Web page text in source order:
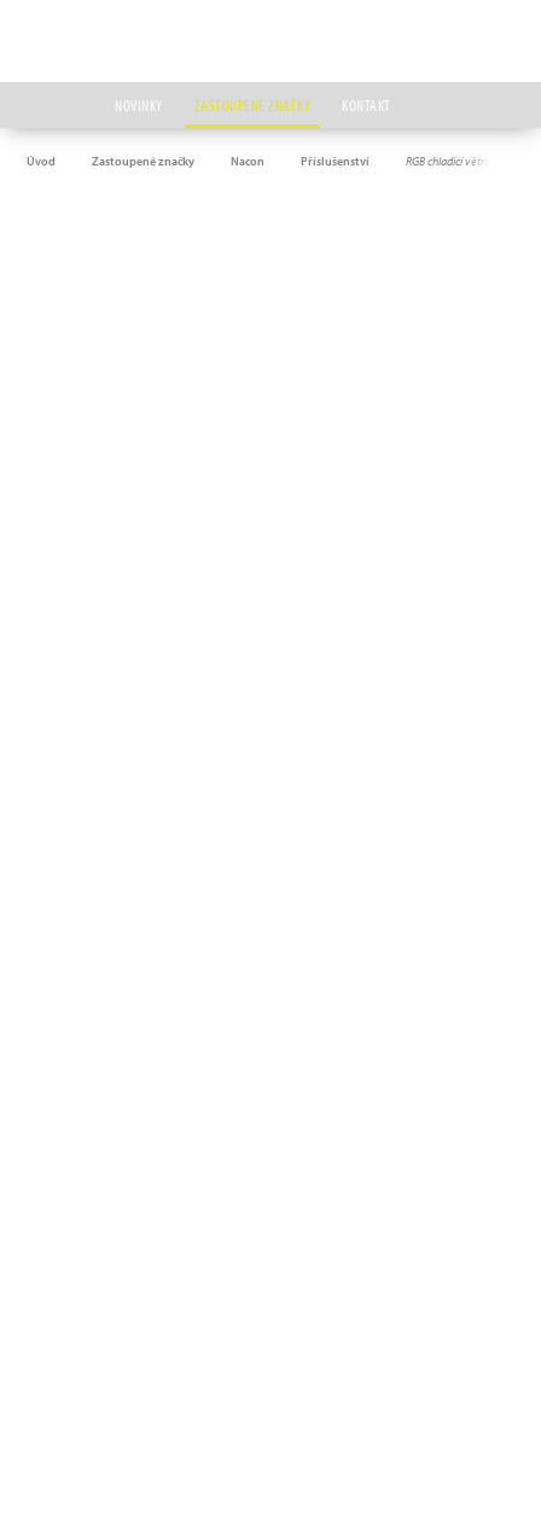
NOVINKY ZASTOUPENÉ ZNAČKY KONTAKT
Úvod Zastoupené značky Nacon Příslušenství RGB chladicí větráček pro